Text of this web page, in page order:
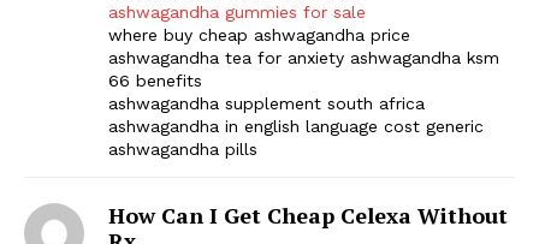
ashwagandha gummies for sale
where buy cheap ashwagandha price
ashwagandha tea for anxiety ashwagandha ksm
66 benefits
ashwagandha supplement south africa
ashwagandha in english language cost generic
ashwagandha pills
How Can I Get Cheap Celexa Without